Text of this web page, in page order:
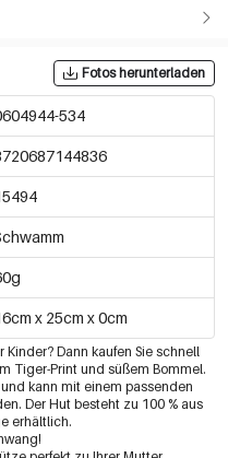
Fotos herunterladen
534
x 25cm x 0cm
Dann kaufen Sie schnell
Tiger-Print und süßem Bommel.
kann mit einem passenden
Der Hut besteht zu 100 % aus
erhältlich.